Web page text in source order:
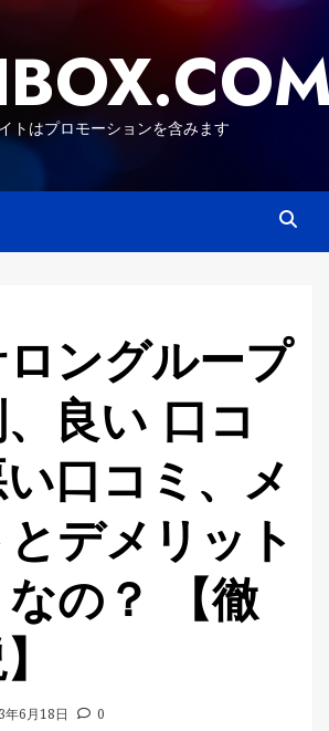
トはプロモーションを含みます
ングループ
良い 口コ
口コミ、メ
デメリット
の？ 【徹
年6月18日 0